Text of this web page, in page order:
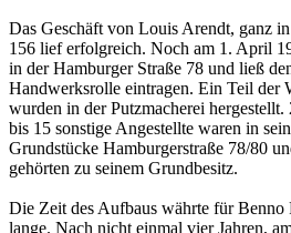
Das Geschäft von Louis Arendt, ganz
156 lief erfolgreich. Noch am 1. April
in der Hamburger Straße 78 und ließ
Handwerksrolle eintragen. Ein Teil der
wurden in der Putzmacherei
bis 15 sonstige Angestellte waren in
Grundstücke Hamburgerstraße 78/80
gehörten zu seinem Grundbesitz.
Die Zeit des Aufbaus währte für Benno
lange. Nach nicht einmal vier Jahren,